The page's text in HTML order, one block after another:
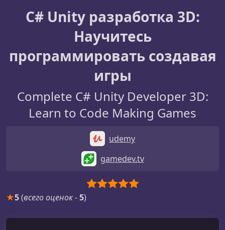
C# Unity разработка 3D:
Научитесь
программировать создавая
игры
Complete C# Unity Developer 3D:
Learn to Code Making Games
udemy
gamedev.tv
★5(всего оценок-5)